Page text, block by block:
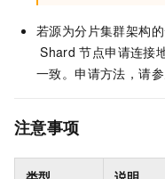
若源为分片集群架构的
Shard 节点申请连接
一致。申请方法，请
注意事项